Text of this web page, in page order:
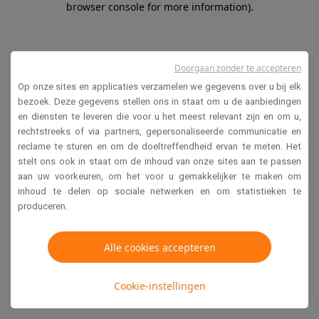
browser console for more information).
Op onze sites en applicaties verzamelen we gegevens over u bij elk
bezoek. Deze gegevens stellen ons in staat om u de aanbiedingen
en diensten te leveren die voor u het meest relevant zijn en om u,
rechtstreeks of via partners, gepersonaliseerde communicatie en
reclame te sturen en om de doeltreffendheid ervan te meten. Het
stelt ons ook in staat om de inhoud van onze sites aan te passen
aan uw voorkeuren, om het voor u gemakkelijker te maken om
inhoud te delen op sociale netwerken en om statistieken te
produceren.
Alle cookies accepteren
Cookie-instellingen
Doorgaan zonder te accepteren